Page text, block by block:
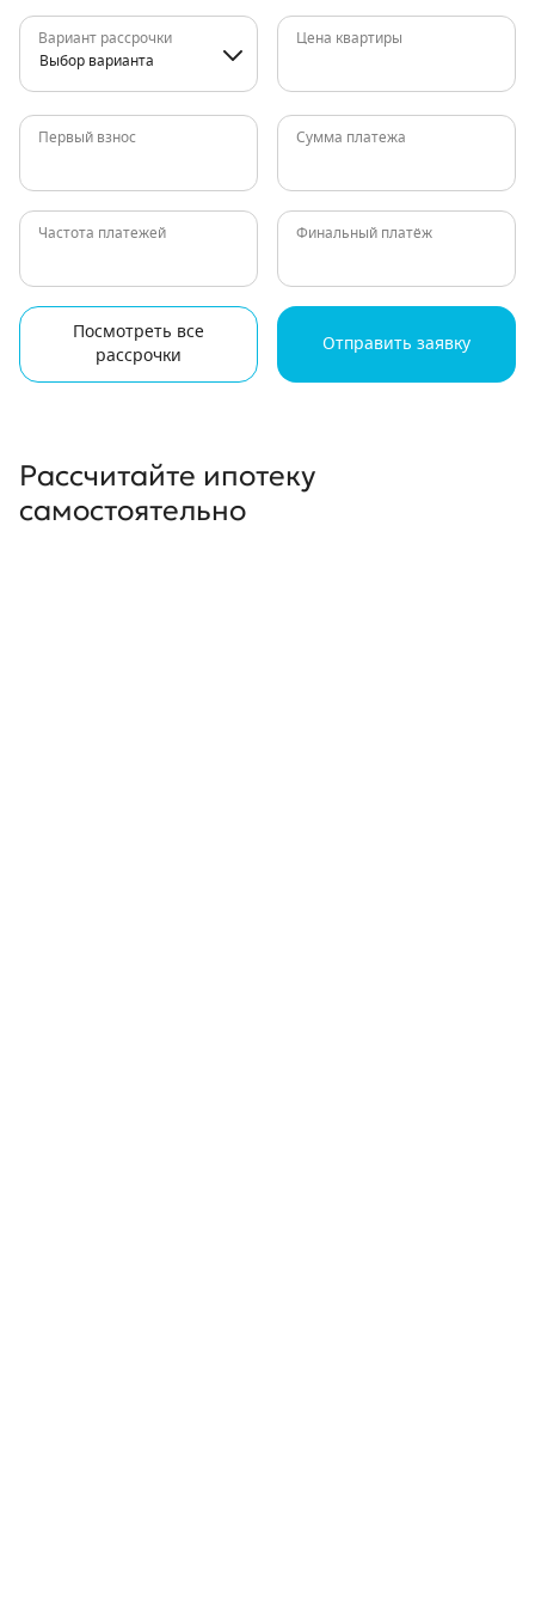
Вариант рассрочки
Выбор варианта
Цена квартиры
Первый взнос Сумма платежа
Частота платежей Финальный платёж
Посмотреть все
рассрочки
Отправить заявку
Рассчитайте ипотеку
самостоятельно